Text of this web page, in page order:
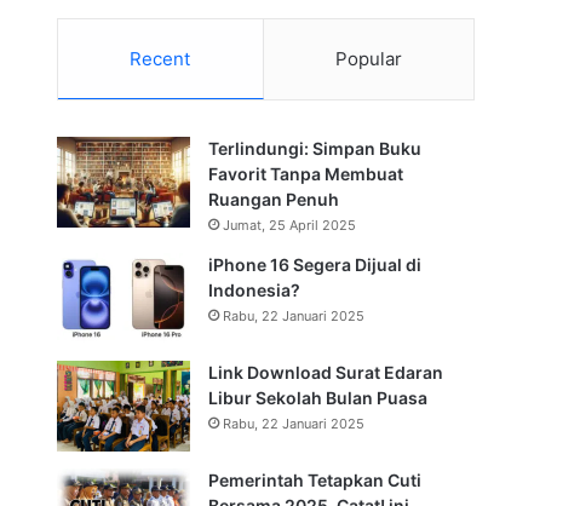
Recent Popular
Terlindungi: Simpan Buku
Favorit Tanpa Membuat
Ruangan Penuh
Jumat, 25 April 2025
iPhone 16 Segera Dijual di
Indonesia?
Rabu, 22 Januari 2025
Link Download Surat Edaran
Libur Sekolah Bulan Puasa
Rabu, 22 Januari 2025
Pemerintah Tetapkan Cuti